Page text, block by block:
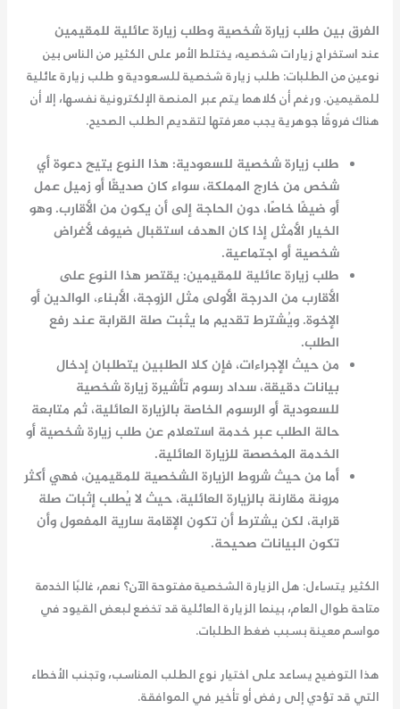
الفرق بين طلب زيارة شخصية وطلب زيارة عائلية للمقيمين
عند استخراج زيارات شخصيه، يختلط الأمر على الكثير من الناس بين
نوعين من الطلبات: طلب زيارة شخصية للسعوديةو طلب زيارة عائلية
للمقيمين. ورغم أن كلاهما يتم عبر المنصة الإلكترونية نفسها، إلا أن
هناك فروقًا جوهرية يجب معرفتها لتقديم الطلب الصحيح.
طلب زيارة شخصية للسعودية: هذا النوع يتيح دعوة أي
شخص من خارج المملكة، سواء كان صديقًا أو زميل عمل
أو ضيفًا خاصًا، دون الحاجة إلى أن يكون من الأقارب. وهو
الخيار الأمثل إذا كان الهدف استقبال ضيوف لأغراض
شخصية أو اجتماعية.
طلب زيارة عائلية للمقيمين: يقتصر هذا النوع على
الأقارب من الدرجة الأولى مثل الزوجة، الأبناء، الوالدين أو
الإخوة. ويُشترط تقديم ما يثبت صلة القرابة عند رفع
الطلب.
من حيث الإجراءات، فإن كلا الطلبين يتطلبان إدخال
بيانات دقيقة، سداد رسوم تأشيرة زيارة شخصية
للسعودية أو الرسوم الخاصة بالزيارة العائلية، ثم متابعة
حالة الطلب عبر خدمة استعلام عن طلب زيارة شخصية أو
الخدمة المخصصة للزيارة العائلية.
أما من حيث شروط الزيارة الشخصية للمقيمين، فهي أكثر
مرونة مقارنة بالزيارة العائلية، حيث لا يُطلب إثبات صلة
قرابة، لكن يشترط أن تكون الإقامة سارية المفعول وأن
تكون البيانات صحيحة.
الكثير يتساءل: هل الزيارة الشخصية مفتوحة الآن؟ نعم، غالبًا الخدمة
متاحة طوال العام، بينما الزيارة العائلية قد تخضع لبعض القيود في
مواسم معينة بسبب ضغط الطلبات.
هذا التوضيح يساعد على اختيار نوع الطلب المناسب، وتجنب الأخطاء
التي قد تؤدي إلى رفض أو تأخير في الموافقة.